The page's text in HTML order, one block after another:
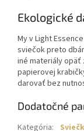
Ekologické
My v Light
sviečok preto
iné materiály opäť
papierovej
darovať bez
Dodatočné
Kategória: